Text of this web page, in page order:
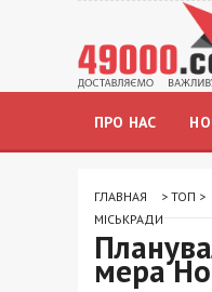
ПРО НАС
ГЛАВНАЯ > ТОП >
МІСЬКРАДИ
мера